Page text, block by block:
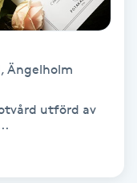
, Ängelholm